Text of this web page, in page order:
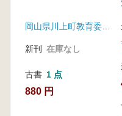
新刊 在庫なし
古書 1 点
880 円